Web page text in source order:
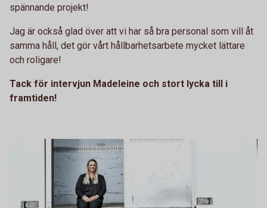
spännande projekt!
Jag är också glad över att vi har så bra personal som vill åt
samma håll, det gör vårt hållbarhetsarbete mycket lättare
och roligare!
Tack för intervjun Madeleine och stort lycka till i
framtiden!